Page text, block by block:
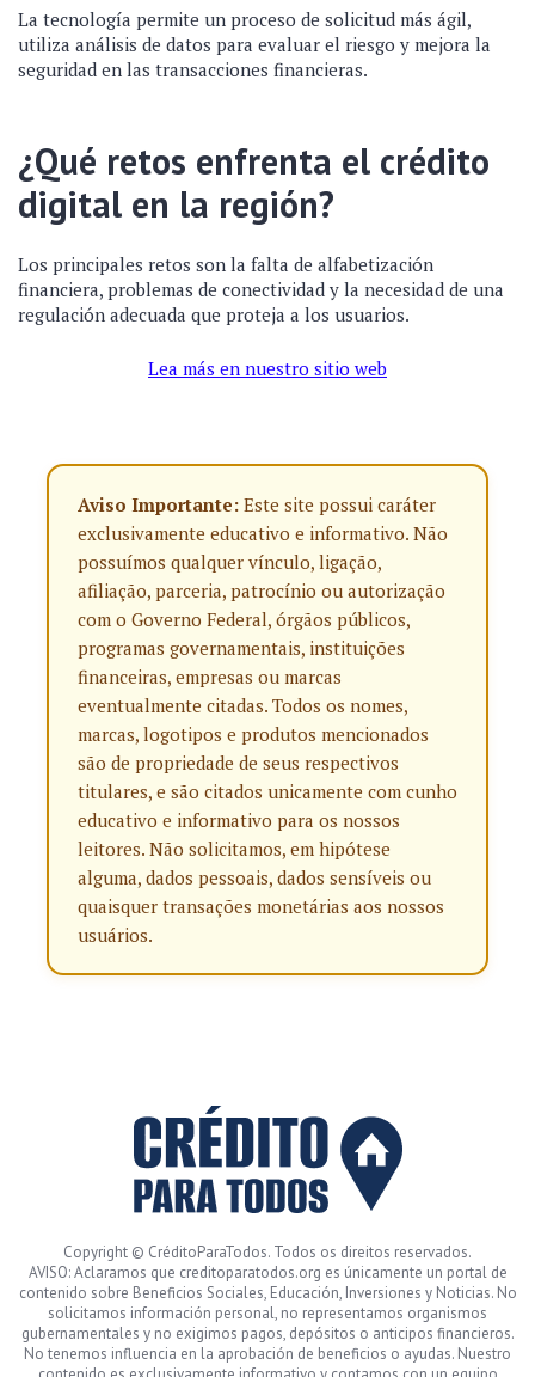
La tecnología permite un proceso de solicitud más ágil,
utiliza análisis de datos para evaluar el riesgo y mejora la
seguridad en las transacciones financieras.
¿Qué retos enfrenta el crédito
digital en la región?
Los principales retos son la falta de alfabetización
financiera, problemas de conectividad y la necesidad de una
regulación adecuada que proteja a los usuarios.
Lea más en nuestro sitio web
Aviso Importante: Este site possui caráter
exclusivamente educativo e informativo. Não
possuímos qualquer vínculo, ligação,
afiliação, parceria, patrocínio ou autorização
com o Governo Federal, órgãos públicos,
programas governamentais, instituições
financeiras, empresas ou marcas
eventualmente citadas. Todos os nomes,
marcas, logotipos e produtos mencionados
são de propriedade de seus respectivos
titulares, e são citados unicamente com cunho
educativo e informativo para os nossos
leitores. Não solicitamos, em hipótese
alguma, dados pessoais, dados sensíveis ou
quaisquer transações monetárias aos nossos
usuários.
Copyright © CréditoParaTodos. Todos os direitos reservados.
AVISO: Aclaramos que creditoparatodos.org es únicamente un portal de
contenido sobre Beneficios Sociales, Educación, Inversiones y Noticias. No
solicitamos información personal, no representamos organismos
gubernamentales y no exigimos pagos, depósitos o anticipos financieros.
No tenemos influencia en la aprobación de beneficios o ayudas. Nuestro